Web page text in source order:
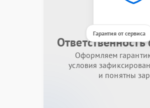
Гарантия от сервиса
Ответственность
Оформляем
условия
и понятны